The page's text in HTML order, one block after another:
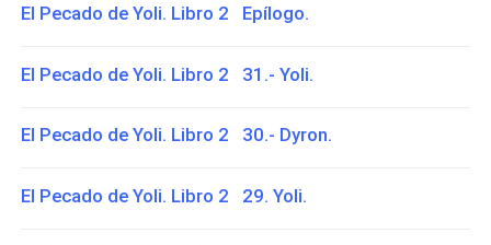
El Pecado de Yoli. Libro 2 Epílogo.
El Pecado de Yoli. Libro 2 31.- Yoli.
El Pecado de Yoli. Libro 2 30.- Dyron.
El Pecado de Yoli. Libro 2 29. Yoli.